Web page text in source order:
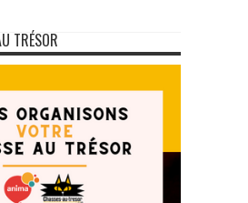
TRÉSOR